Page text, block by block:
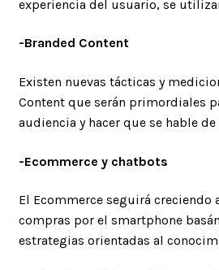
experiencia del usuario, se
-Branded Content
Existen nuevas tácticas y
Content que serán primordiales
audiencia y hacer que se hable de
-Ecommerce y chatbots
El Ecommerce seguirá creciendo
compras por el smartphone
estrategias orientadas al